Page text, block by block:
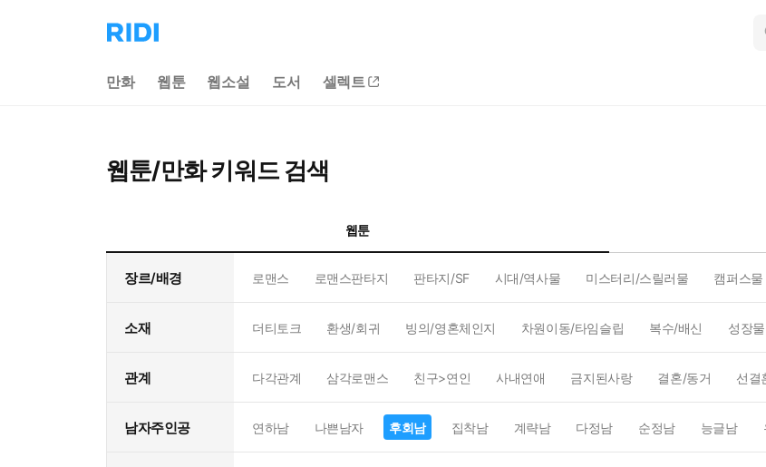
리
디
으
만화 웹툰 웹소설 도서 셀렉트
웹툰/만화 키워드 검색
웹툰
장르/배경 로맨스 로맨스판타지 판타지/SF 시대/역사물 미스터리/스릴러물 캠퍼스물
소재 더티토크 환생/회귀 빙의/영혼체인지 차원이동/타임슬립 복수/배신 성장물
관계 다각관계 삼각로맨스 친구>연인 사내연애 금지된사랑 결혼/동거 선결
남자주인공 연하남 나쁜남자 후회남 집착남 계략남 다정남 순정남 능글남